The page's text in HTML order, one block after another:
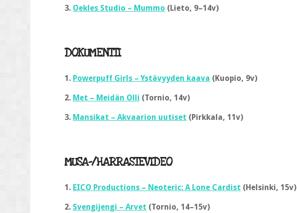
3. Oekles Studio – Mummo (Lieto, 9–14v)
DOKUMENTTI
1. Powerpuff Girls – Ystävyyden kaava (Kuopio, 9v)
2. Met – Meidän Olli (Tornio, 14v)
3. Mansikat – Akvaarion uutiset (Pirkkala, 11v)
MUSA-/HARRASTEVIDEO
1. EICO Productions – Neoteric: A Lone Cardist (Helsinki, 15v)
2. Svengijengi – Arvet (Tornio, 14–15v)